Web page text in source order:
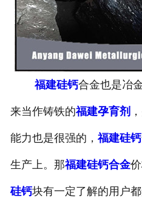
福建硅钙合金也是冶
来当作铸铁的福建孕育剂
能力也是很强的， 福建硅钙
生产上。那福建硅钙合金
硅钙块有一定了解的用户都